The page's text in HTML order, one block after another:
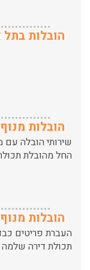
הובלות
החל מהובלת
תכולת דירה